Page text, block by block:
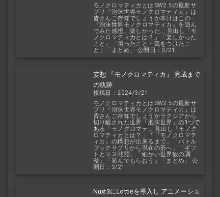
モノクロマティカとはSW2.5の最新サ
プリ『泡沫世界モノクロマティカ』は
皆さんご存知でしょうか本日はこの
『泡沫世界モノクロマティカ』を遊ん
でみた感想、楽しかった... 見出し「モ
ノクロマティカとは？」「楽しかった
こと」「困ったこと・気をつけたこ
と」「まとめ」 公開日：3/21
妄想 『モノクロマティカ』 完成まで
の軌跡
投稿日：2024/3/21
モノクロマティカとはSW2.5の最新サ
プリ『泡沫世界モノクロマティカ』は
皆さんご存知でしょうかラクシアから
切り離された世界「泡沫世界」の1つで
ある「モノクロマテ... 見出し「モノク
ロマティカとは？」「『モノクロマテ
ィカ』の構想が出来るまで」「バトル
ブックサプリから現在の形へ」「ギフ
トとマス戦闘」「細かい世界観の調
整」「遊んでもらおう」「まとめ」 公
開日：3/21
Nuxt3にLottieを導入し アニメーショ